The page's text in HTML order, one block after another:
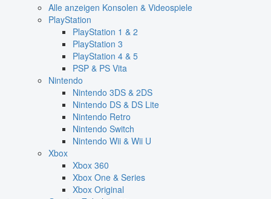
Alle anzeigen Konsolen & Videospiele
PlayStation
PlayStation 1 & 2
PlayStation 3
PlayStation 4 & 5
PSP & PS Vita
Nintendo
Nintendo 3DS & 2DS
Nintendo DS & DS Lite
Nintendo Retro
Nintendo Switch
Nintendo Wii & Wii U
Xbox
Xbox 360
Xbox One & Series
Xbox Original